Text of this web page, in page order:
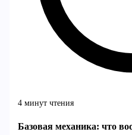
4 минут чтения
Базовая механика: что